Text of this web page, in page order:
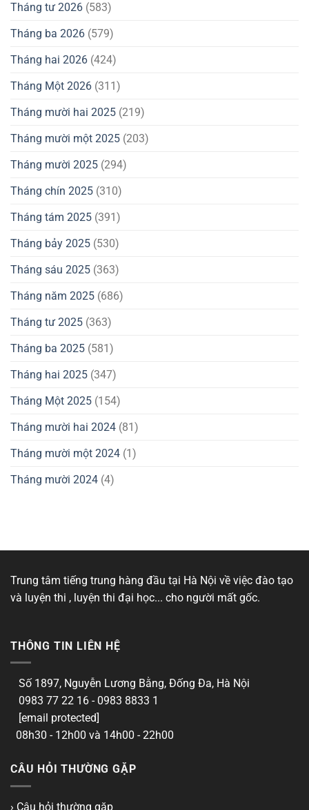
Tháng tư 2026 (583)
Tháng ba 2026 (579)
Tháng hai 2026 (424)
Tháng Một 2026 (311)
Tháng mười hai 2025 (219)
Tháng mười một 2025 (203)
Tháng mười 2025 (294)
Tháng chín 2025 (310)
Tháng tám 2025 (391)
Tháng bảy 2025 (530)
Tháng sáu 2025 (363)
Tháng năm 2025 (686)
Tháng tư 2025 (363)
Tháng ba 2025 (581)
Tháng hai 2025 (347)
Tháng Một 2025 (154)
Tháng mười hai 2024 (81)
Tháng mười một 2024 (1)
Tháng mười 2024 (4)
Trung tâm tiếng trung hàng đầu tại Hà Nội về việc đào tạo
và luyện thi , luyện thi đại học... cho người mất gốc.
THÔNG TIN LIÊN HỆ
Số 1897, Nguyễn Lương Bằng, Đống Đa, Hà Nội
0983 77 22 16 - 0983 8833 1
[email protected]
08h30 - 12h00 và 14h00 - 22h00
CÂU HỎI THƯỜNG GẶP
› Câu hỏi thường gặp